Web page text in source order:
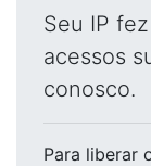
Seu IP
acessos
conosco.
Para liberar